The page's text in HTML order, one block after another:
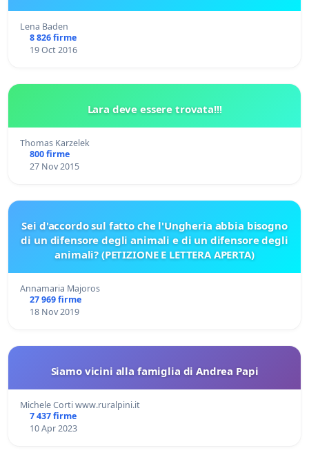
Lena Baden
8 826 firme
19 Oct 2016
Lara deve essere trovata!!!
Thomas Karzelek
800 firme
27 Nov 2015
Sei d'accordo sul fatto che l'Ungheria abbia bisogno
di un difensore degli animali e di un difensore degli
animali? (PETIZIONE E LETTERA APERTA)
Annamaria Majoros
27 969 firme
18 Nov 2019
Siamo vicini alla famiglia di Andrea Papi
Michele Corti www.ruralpini.it
7 437 firme
10 Apr 2023